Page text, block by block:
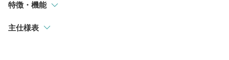
特徴・機能
主仕様表